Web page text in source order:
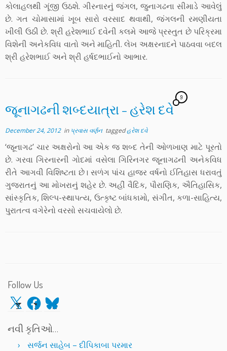
કોલાહલથી ગૂંજી ઉઠશે. ગીરનારનું જંગલ, જુનાગઢના સીમાડે આવેલું
છે. ગત ચોમાસામાં ખૂબ સારો વરસાદ થવાથી, જંગલની રમણીયતા
ખીલી ઉઠી છે. શ્રી હરેશભાઈ દવેની કલમે આજે પ્રસ્તુત છે પરિક્રમા
વિશેની અનેકવિધ વાતો અને માહિતી. લેખ અક્ષરનાદને પાઠવવા બદલ
શ્રી હરેશભાઈ અને શ્રી હર્ષદભાઈનો આભાર.
જૂનાગઢની શબ્દયાત્રા – હરેશ દવે
9
December 24, 2012in પ્રવાસ વર્ણન taggedહરેશ દવે
‘જૂનાગઢ’ ચાર અક્ષરોનો આ એક જ શબ્દ તેની ઓળખાણ માટે પૂરતો
છે. ગરવા ગિરનારની ગોદમાં વસેલા ગિરિનગર જૂનાગઢની અનેકવિધ
રીતે આગવી વિશિષ્ટતા છે। સળંગ પાંચ હાજર વર્ષનો ઈતિહાસ ધરાવતું
ગુજરાતનું આ મોખરાનું શહેર છે. અહીં વૈદિક, પૌરાણિક, ઐતિહાસિક,
સાંસ્કૃતિક, શિલ્પ-સ્થાપત્ય, ઉત્કૃષ્ટ બાંધકામો, સંગીત, કળા-સાહિત્ય,
પુરાતત્વ વગેરેનો વરસો સચવાયેલો છે.
Follow Us
X Facebook
Bluesky
નવી કૃતિઓ…
સર્જન સાહેબ – દીપિકાબા પરમાર